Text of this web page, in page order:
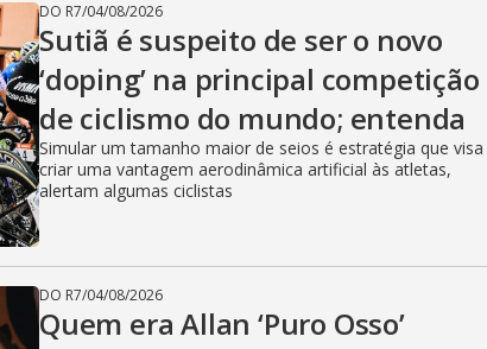
DO R7/04/08/2026
Sutiã é suspeito de ser o novo
‘doping’ na principal competição
de ciclismo do mundo; entenda
Simular um tamanho maior de seios é estratégia que visa
criar uma vantagem aerodinâmica artificial às atletas,
alertam algumas ciclistas
DO R7/04/08/2026
Quem era Allan ‘Puro Osso’